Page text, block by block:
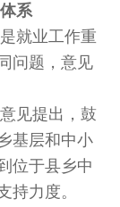
系
就业工作重
问题，意见
见提出，鼓
基层和中小
位于县乡中
持力度。